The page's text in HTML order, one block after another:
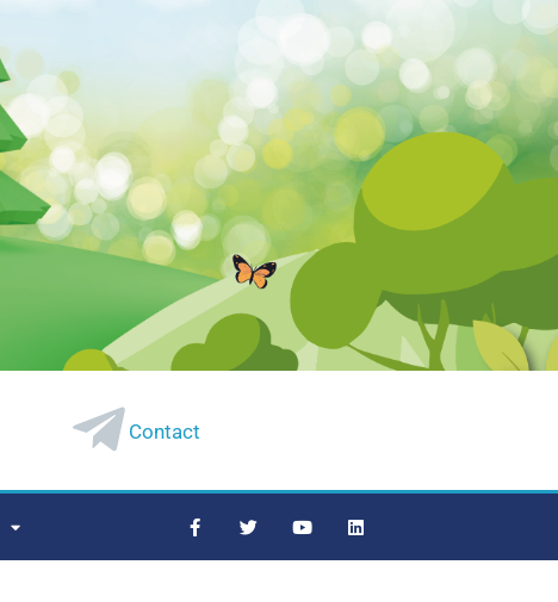
Contact